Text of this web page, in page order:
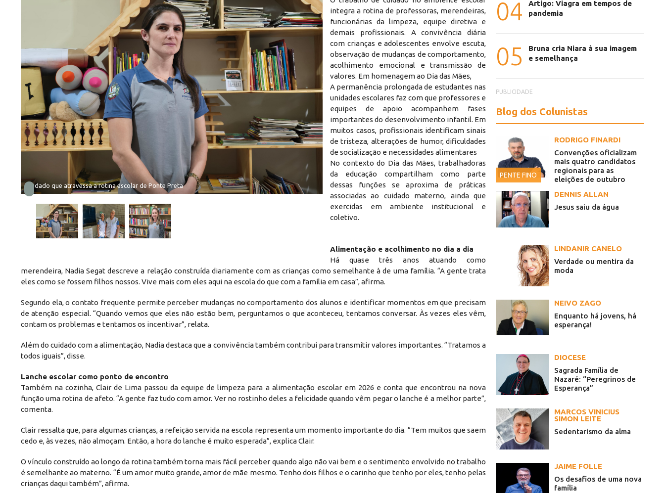
Cuidado que atravessa a rotina escolar de Ponte Preta Cuidado que atravessa a rotina escolar de Ponte Preta
integra a rotina de professoras, merendeiras,
funcionárias da limpeza, equipe diretiva e
demais profissionais. A convivência diária
com crianças e adolescentes envolve escuta,
observação de mudanças de comportamento,
acolhimento emocional e transmissão de
valores. Em homenagem ao Dia das Mães,
A permanência prolongada de estudantes nas
unidades escolares faz com que professores e
equipes de apoio acompanhem fases
importantes do desenvolvimento infantil. Em
muitos casos, profissionais identificam sinais
de tristeza, alterações de humor, dificuldades
de socialização e necessidades alimentares
No contexto do Dia das Mães, trabalhadoras
da educação compartilham como parte
dessas funções se aproxima de práticas
associadas ao cuidado materno, ainda que
exercidas em ambiente institucional e
coletivo.
Alimentação e acolhimento no dia a dia
Há quase três anos atuando como
merendeira, Nadia Segat descreve a relação construída diariamente com as crianças como semelhante à de uma família. “A gente trata
eles como se fossem filhos nossos. Vive mais com eles aqui na escola do que com a família em casa”, afirma.
Segundo ela, o contato frequente permite perceber mudanças no comportamento dos alunos e identificar momentos em que precisam
de atenção especial. “Quando vemos que eles não estão bem, perguntamos o que aconteceu, tentamos conversar. Às vezes eles vêm,
contam os problemas e tentamos os incentivar”, relata.
Além do cuidado com a alimentação, Nadia destaca que a convivência também contribui para transmitir valores importantes. “Tratamos a
todos iguais”, disse.
Lanche escolar como ponto de encontro
Também na cozinha, Clair de Lima passou da equipe de limpeza para a alimentação escolar em 2026 e conta que encontrou na nova
função uma rotina de afeto. “A gente faz tudo com amor. Ver no rostinho deles a felicidade quando vêm pegar o lanche é a melhor parte”,
comenta.
Clair ressalta que, para algumas crianças, a refeição servida na escola representa um momento importante do dia. “Tem muitos que saem
cedo e, às vezes, não almoçam. Então, a hora do lanche é muito esperada”, explica Clair.
O vínculo construído ao longo da rotina também torna mais fácil perceber quando algo não vai bem e o sentimento envolvido no trabalho
é semelhante ao materno. “É um amor muito grande, amor de mãe mesmo. Tenho dois filhos e o carinho que tenho por eles, tenho pelas
crianças daqui também”, afirma.
04
Artigo: Viagra em tempos de
pandemia
05
Bruna cria Niara à sua imagem
e semelhança
PUBLICIDADE
Blog dos Colunistas
PENTE FINO
RODRIGO FINARDI
Convenções oficializam
mais quatro candidatos
regionais para as
eleições de outubro
DENNIS ALLAN
Jesus saiu da água
LINDANIR CANELO
Verdade ou mentira da
moda
NEIVO ZAGO
Enquanto há jovens, há
esperança!
DIOCESE
Sagrada Família de
Nazaré: “Peregrinos de
Esperança”
MARCOS VINICIUS
SIMON LEITE
Sedentarismo da alma
JAIME FOLLE
Os desafios de uma nova
família